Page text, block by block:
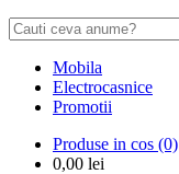
Mobila
Electrocasnice
Promotii
Produse in cos (0)
0,00 lei